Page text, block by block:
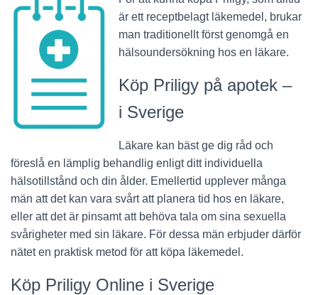
är ett receptbelagt läkemedel, brukar
man traditionellt först genomgå en
hälsoundersökning hos en läkare.
Köp Priligy på apotek –
i Sverige
Läkare kan bäst ge dig råd och
föreslå en lämplig behandlig enligt ditt individuella
hälsotillstånd och din ålder. Emellertid upplever många
män att det kan vara svårt att planera tid hos en läkare,
eller att det är pinsamt att behöva tala om sina sexuella
svårigheter med sin läkare. För dessa män erbjuder därför
nätet en praktisk metod för att köpa läkemedel.
Köp Priligy Online i Sverige